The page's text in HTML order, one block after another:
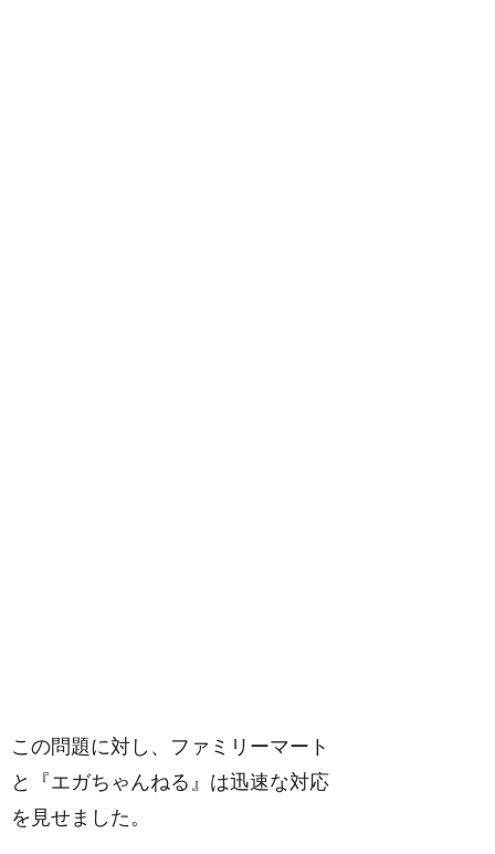
この問題に対し、ファミリーマート
と『エガちゃんねる』は迅速な対応
を見せました。